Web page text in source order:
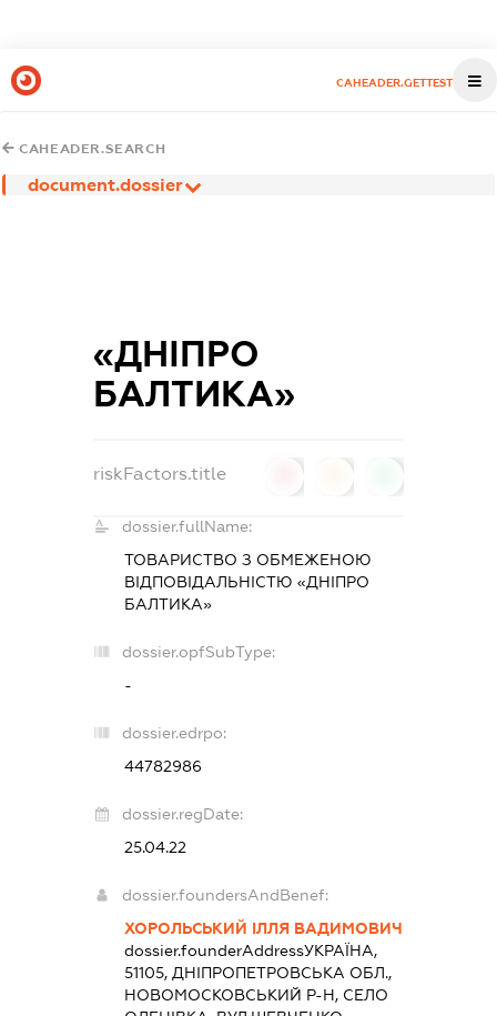
CAHEADER.GETTEST
CAHEADER.SEARCH
document.dossier
«ДНІПРО
БАЛТИКА»
riskFactors.title
dossier.fullName:
ТОВАРИСТВО З ОБМЕЖЕНОЮ
ВІДПОВІДАЛЬНІСТЮ «ДНІПРО
БАЛТИКА»
dossier.opfSubType:
-
dossier.edrpo:
44782986
dossier.regDate:
25.04.22
dossier.foundersAndBenef:
ХОРОЛЬСЬКИЙ ІЛЛЯ ВАДИМОВИЧ
dossier.founderAddressУКРАЇНА,
51105, ДНІПРОПЕТРОВСЬКА ОБЛ.,
НОВОМОСКОВСЬКИЙ Р-Н, СЕЛО